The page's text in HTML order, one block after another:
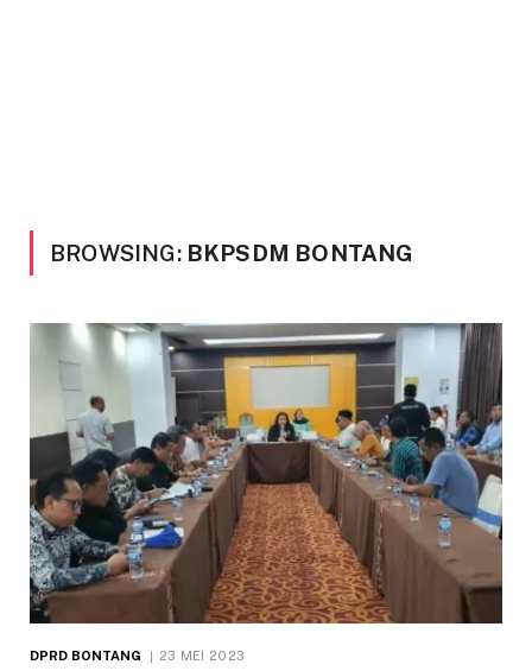
BROWSING: BKPSDM BONTANG
DPRD BONTANG 23 MEI 2023